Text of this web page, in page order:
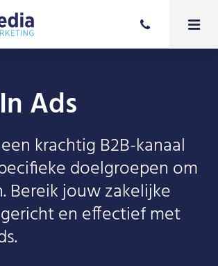
Ads
krachtig B2B-kanaal
doelgroepen om
Bereik jouw zakelijke
en effectief met